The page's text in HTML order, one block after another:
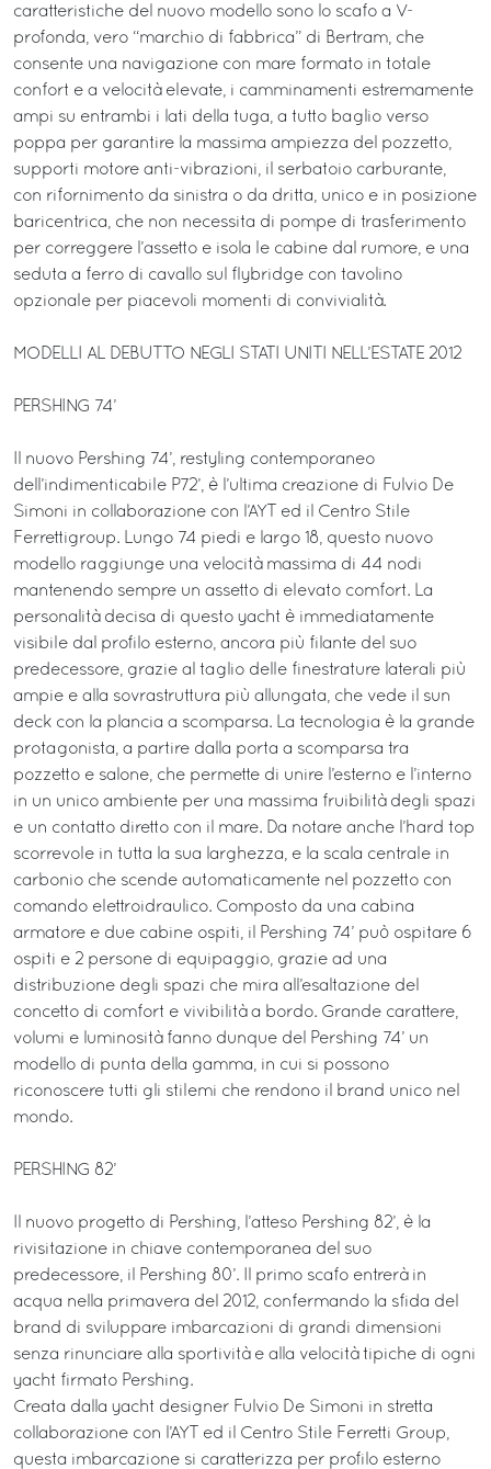
caratteristiche del nuovo modello sono lo scafo a V-
profonda, vero “marchio di fabbrica” di Bertram, che
consente una navigazione con mare formato in totale
confort e a velocità elevate, i camminamenti estremamente
ampi su entrambi i lati della tuga, a tutto baglio verso
poppa per garantire la massima ampiezza del pozzetto,
supporti motore anti-vibrazioni, il serbatoio carburante,
con rifornimento da sinistra o da dritta, unico e in posizione
baricentrica, che non necessita di pompe di trasferimento
per correggere l’assetto e isola le cabine dal rumore, e una
seduta a ferro di cavallo sul flybridge con tavolino
opzionale per piacevoli momenti di convivialità.
MODELLI AL DEBUTTO NEGLI STATI UNITI NELL’ESTATE 2012
PERSHING 74’
Il nuovo Pershing 74’, restyling contemporaneo
dell’indimenticabile P72’, è l’ultima creazione di Fulvio De
Simoni in collaborazione con l’AYT ed il Centro Stile
Ferrettigroup. Lungo 74 piedi e largo 18, questo nuovo
modello raggiunge una velocità massima di 44 nodi
mantenendo sempre un assetto di elevato comfort. La
personalità decisa di questo yacht è immediatamente
visibile dal profilo esterno, ancora più filante del suo
predecessore, grazie al taglio delle finestrature laterali più
ampie e alla sovrastruttura più allungata, che vede il sun
deck con la plancia a scomparsa. La tecnologia è la grande
protagonista, a partire dalla porta a scomparsa tra
pozzetto e salone, che permette di unire l’esterno e l’interno
in un unico ambiente per una massima fruibilità degli spazi
e un contatto diretto con il mare. Da notare anche l’hard top
scorrevole in tutta la sua larghezza, e la scala centrale in
carbonio che scende automaticamente nel pozzetto con
comando elettroidraulico. Composto da una cabina
armatore e due cabine ospiti, il Pershing 74’ può ospitare 6
ospiti e 2 persone di equipaggio, grazie ad una
distribuzione degli spazi che mira all’esaltazione del
concetto di comfort e vivibilità a bordo. Grande carattere,
volumi e luminosità fanno dunque del Pershing 74’ un
modello di punta della gamma, in cui si possono
riconoscere tutti gli stilemi che rendono il brand unico nel
mondo.
PERSHING 82’
Il nuovo progetto di Pershing, l’atteso Pershing 82’, è la
rivisitazione in chiave contemporanea del suo
predecessore, il Pershing 80’. Il primo scafo entrerà in
acqua nella primavera del 2012, confermando la sfida del
brand di sviluppare imbarcazioni di grandi dimensioni
senza rinunciare alla sportività e alla velocità tipiche di ogni
yacht firmato Pershing.
Creata dalla yacht designer Fulvio De Simoni in stretta
collaborazione con l’AYT ed il Centro Stile Ferretti Group,
questa imbarcazione si caratterizza per profilo esterno